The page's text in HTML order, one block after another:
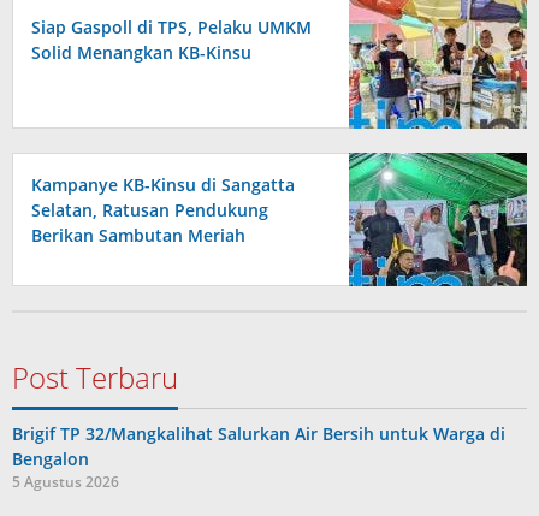
Siap Gaspoll di TPS, Pelaku UMKM
Solid Menangkan KB-Kinsu
Kampanye KB-Kinsu di Sangatta
Selatan, Ratusan Pendukung
Berikan Sambutan Meriah
Post Terbaru
Brigif TP 32/Mangkalihat Salurkan Air Bersih untuk Warga di
Bengalon
5 Agustus 2026